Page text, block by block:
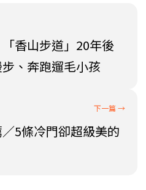
香山步道」20年後
、奔跑遛毛小孩
5條冷門卻超級美的